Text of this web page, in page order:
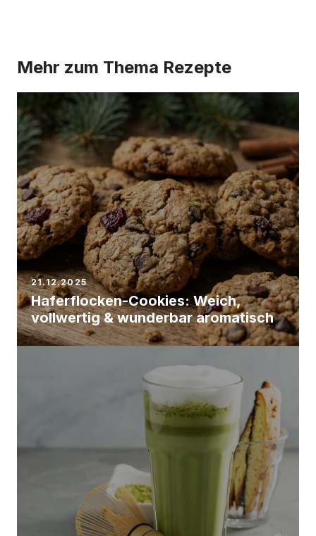
Mehr zum Thema Rezepte
21.12.2025
Haferflocken-Cookies: Weich,
vollwertig & wunderbar aromatisch